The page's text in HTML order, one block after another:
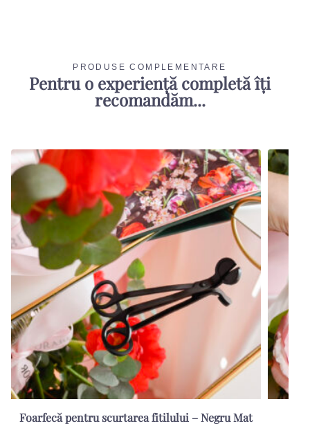
PRODUSE COMPLEMENTARE
Pentru o experiență completă îți
recomandăm...
Foarfecă pentru scurtarea fitilului – Negru Mat